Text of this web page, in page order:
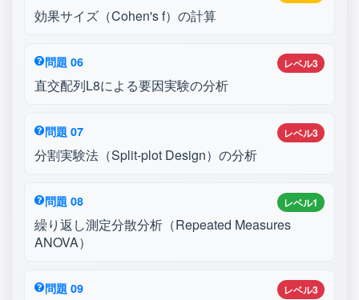
効果サイズ（Cohen's f）の計算
レベル3
問題 06
直交配列L8による要因実験の分析
レベル3
問題 07
分割実験法（Split-plot Design）の分析
レベル1
問題 08
繰り返し測定分散分析（Repeated Measures
ANOVA）
レベル3
問題 09